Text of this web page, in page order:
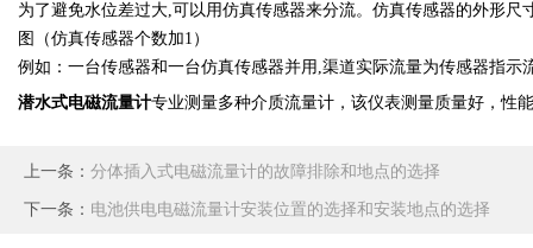
为了避免水位差过大,可以用仿真传感器来分流。仿真传感器的外形
图（仿真传感器个数加1）
例如：一台传感器和一台仿真传感器并用,渠道实际流量为传感器指
潜水式电磁流量计专业测量多种介质流量计，该仪表测量质量好，性
上一条： 分体插入式电磁流量计的故障排除和地点的选择
下一条： 电池供电电磁流量计安装位置的选择和安装地点的选择